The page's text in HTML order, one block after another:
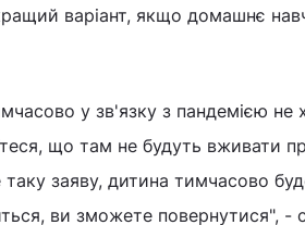
варіант, якщо домашнє
у зв'язку з пандемією не
що там не будуть вживати
заяву, дитина тимчасово
ви зможете повернутися", -